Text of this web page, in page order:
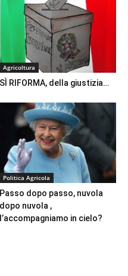
Agricoltura
SÌ RIFORMA, della giustizia…
Politica Agricola
Passo dopo passo, nuvola
dopo nuvola ,
l’accompagniamo in cielo?